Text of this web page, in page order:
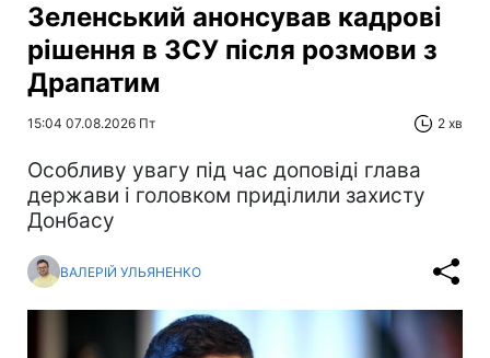
Зеленський анонсував кадрові
рішення в ЗСУ після розмови з
Драпатим
15:04 07.08.2026 Пт 2 хв
Особливу увагу під час доповіді глава
держави і головком приділили захисту
Донбасу
ВАЛЕРІЙ УЛЬЯНЕНКО